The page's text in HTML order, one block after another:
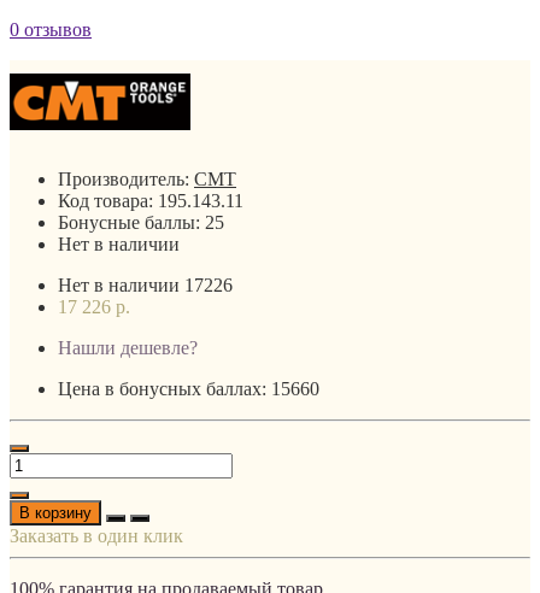
0 отзывов
Производитель: CMT
Код товара: 195.143.11
Бонусные баллы: 25
Нет в наличии
Нет в наличии 17226
17 226 р.
Нашли дешевле?
Цена в бонусных баллах: 15660
В корзину
Заказать в один клик
100% гарантия на продаваемый товар